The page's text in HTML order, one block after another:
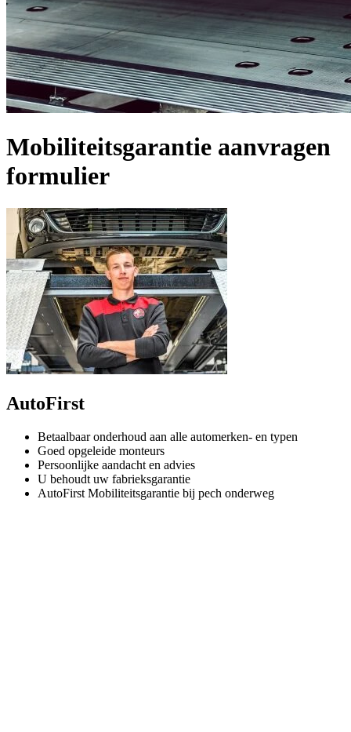
Mobiliteitsgarantie aanvragen
formulier
AutoFirst
Betaalbaar onderhoud aan alle automerken- en typen
Goed opgeleide monteurs
Persoonlijke aandacht en advies
U behoudt uw fabrieksgarantie
AutoFirst Mobiliteitsgarantie bij pech onderweg